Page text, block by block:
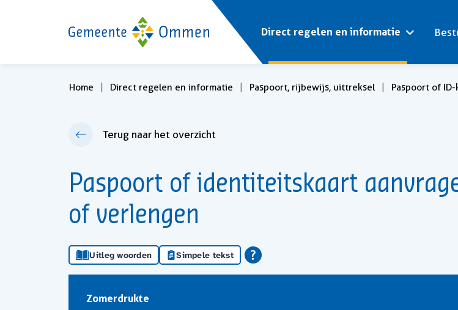
Direct regelen en informatie
Home Direct regelen en informatie Paspoort, rijbewijs, uittreksel Paspoort of
Terug naar het overzicht
Paspoort of identiteitskaart
of verlengen
Uitleg woorden Simpele tekst
Zomerdrukte